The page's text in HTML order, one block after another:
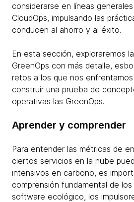
considerarse en líneas
CloudOps, impulsando las
conducen al ahorro y al éxito.
En esta sección, exploraremos
GreenOps con más detalle,
retos a los que nos
construir una prueba de
operativas las GreenOps.
Aprender y comprender
Para entender las métricas de
ciertos servicios en la nube
intensivos en carbono, es
comprensión fundamental de los
software ecológico, los